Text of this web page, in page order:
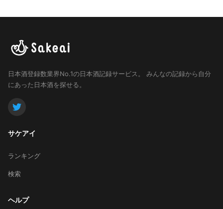
日本酒登録数業界No.1の日本酒記録サービス。
みんなの記録から自分
にあった日本酒を探せる。
サケアイ
ランキング
検索
ヘルプ